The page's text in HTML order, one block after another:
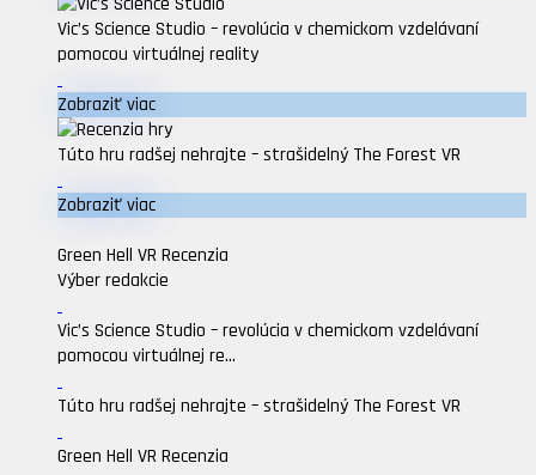
Vic’s Science Studio – revolúcia v chemickom vzdelávaní
pomocou virtuálnej reality
Zobraziť viac
Túto hru radšej nehrajte – strašidelný The Forest VR
Zobraziť viac
Green Hell VR Recenzia
Výber redakcie
Vic’s Science Studio – revolúcia v chemickom vzdelávaní
pomocou virtuálnej re...
Túto hru radšej nehrajte – strašidelný The Forest VR
Green Hell VR Recenzia